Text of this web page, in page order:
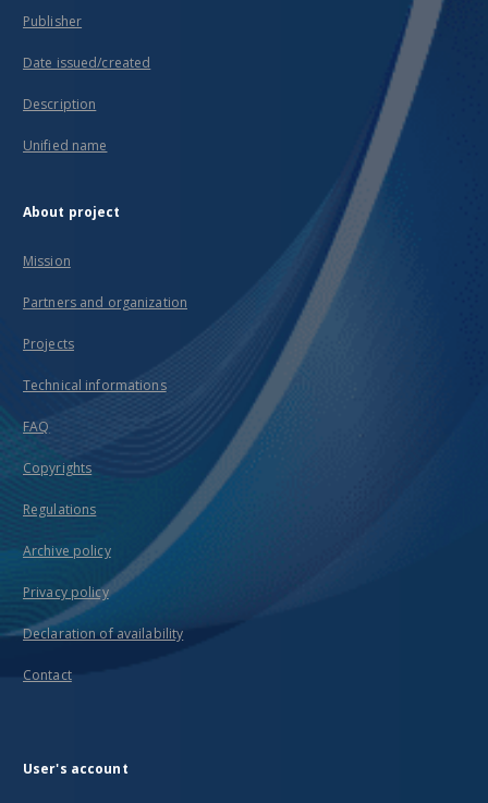
Publisher
Date issued/created
Description
Unified name
About project
Mission
Partners and organization
Projects
Technical informations
FAQ
Copyrights
Regulations
Archive policy
Privacy policy
Declaration of availability
Contact
User's account